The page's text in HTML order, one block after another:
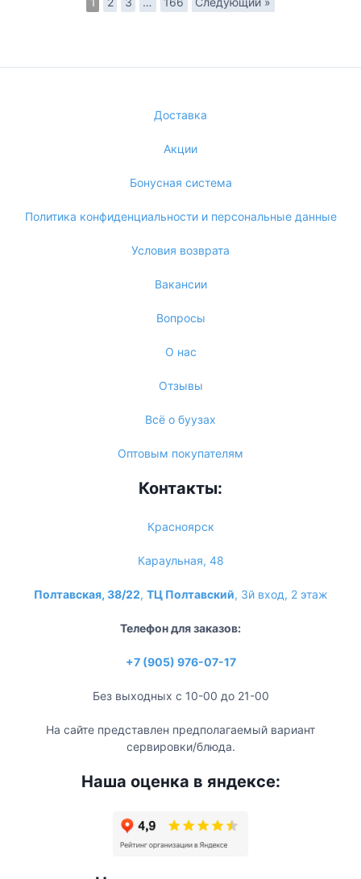
Доставка
Акции
Бонусная система
Политика конфиденциальности и персональные данные
Условия возврата
Вакансии
Вопросы
О нас
Отзывы
Всё о буузах
Оптовым покупателям
Контакты:
Красноярск
Караульная, 48
Полтавская, 38/22, ТЦ Полтавский, 3й вход, 2 этаж
Телефон для заказов:
+7 (905) 976-07-17
Без выходных с 10-00 до 21-00
На сайте представлен предполагаемый вариант
сервировки/блюда.
Наша оценка в яндексе: